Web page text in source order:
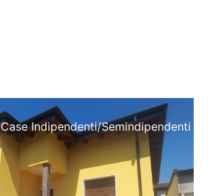
Case Indipendenti/semindipendenti